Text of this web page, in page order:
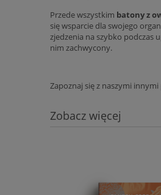
Przede wszystkim batony z
się wsparcie dla swojego
zjedzenia na szybko podczas
nim zachwycony.
Zapoznaj się z naszymi
Zobacz więcej